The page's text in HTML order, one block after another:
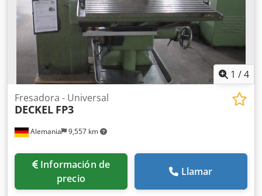
1 /4
Alemania 9,557 km
Fresadora - Universal
DECKEL FP3
Información de
precio
Llamar